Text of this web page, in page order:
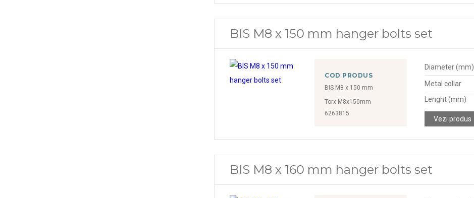
BIS M8 x 150 mm hanger bolts set
COD PRODUS
BIS M8 x 150 mm
Torx M8x150mm
6263815
Diameter (mm)
Metal collar
Lenght (mm)
Vezi produs
BIS M8 x 160 mm hanger bolts set